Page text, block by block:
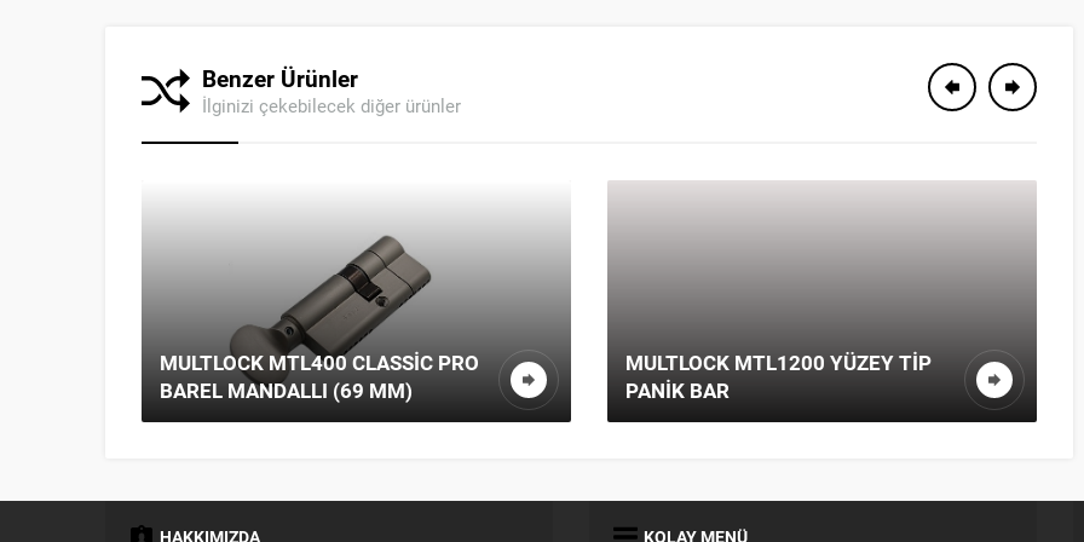
Benzer Ürünler
İlginizi çekebilecek diğer ürünler
MULTLOCK MTL400 CLASSIC PRO
BAREL MANDALLI (69 MM)
MULTLOCK MTL1200 YÜZEY TIP
PANIK BAR
HAKKIMIZDA KOLAY MENÜ